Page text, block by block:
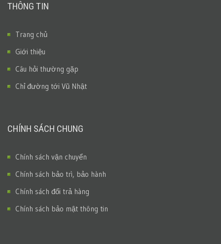
THÔNG TIN
Trang chủ
Giới thiệu
Câu hỏi thường gặp
Chỉ đường tới Vũ Nhật
CHÍNH SÁCH CHUNG
Chính sách vận chuyển
Chính sách bảo trì, bảo hành
Chính sách đổi trả hàng
Chính sách bảo mật thông tin